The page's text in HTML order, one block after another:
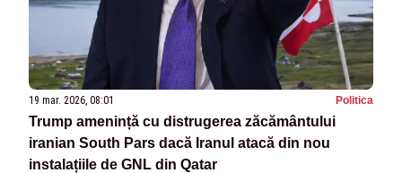
19 mar. 2026, 08:01 Politica
Trump amenință cu distrugerea zăcământului
iranian South Pars dacă Iranul atacă din nou
instalațiile de GNL din Qatar